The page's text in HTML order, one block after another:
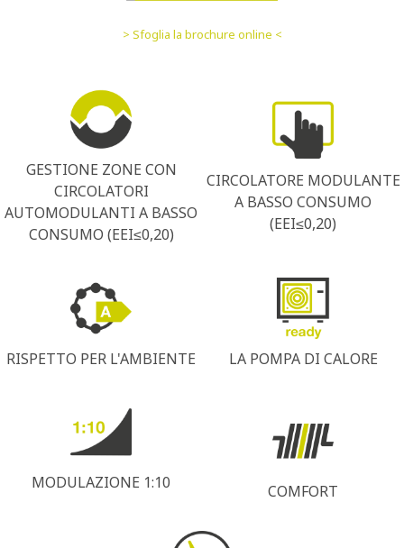
> Sfoglia la brochure online <
GESTIONE ZONE CON
CIRCOLATORI
AUTOMODULANTI A BASSO
CONSUMO (EEI≤0,20)
CIRCOLATORE MODULANTE
A BASSO CONSUMO
(EEI≤0,20)
RISPETTO PER L'AMBIENTE LA POMPA DI CALORE
MODULAZIONE 1:10 COMFORT